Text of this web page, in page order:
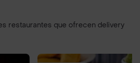
restaurantes que ofrecen delivery